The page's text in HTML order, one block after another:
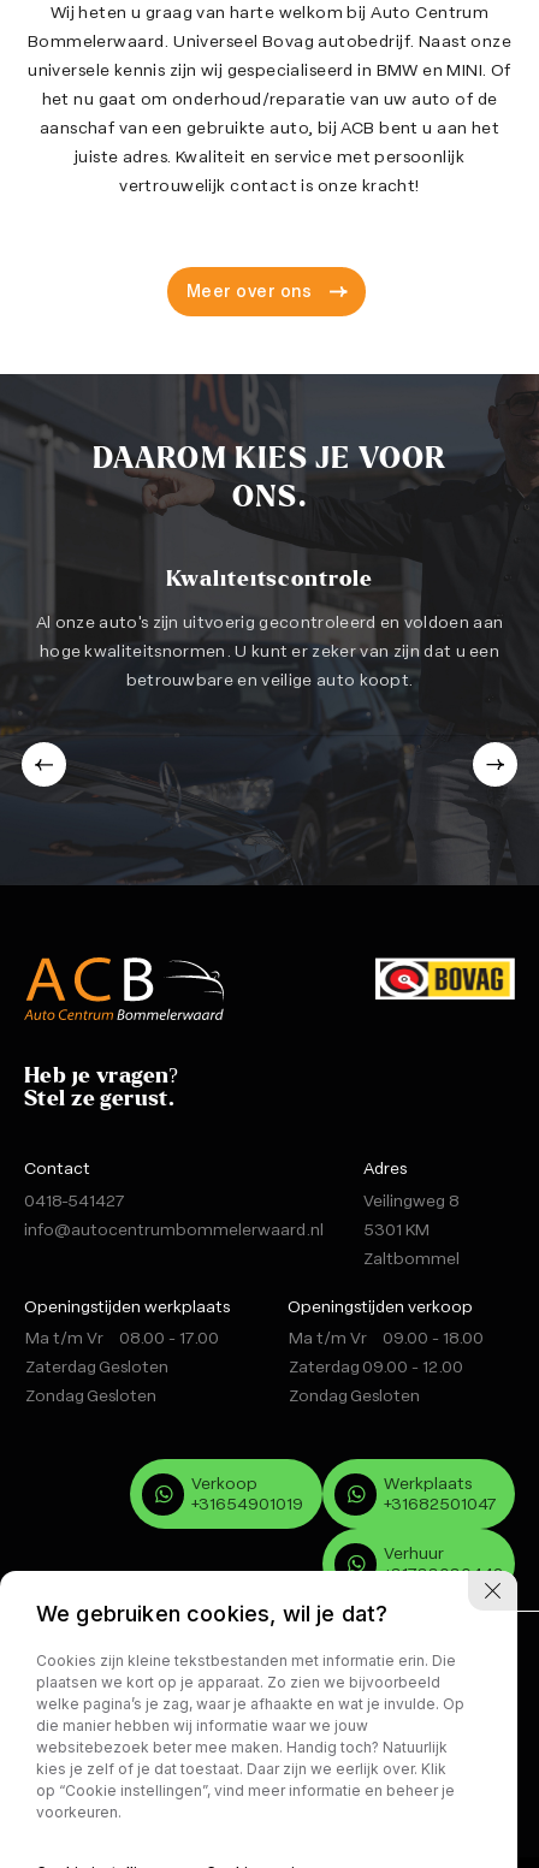
Wij heten u graag van harte welkom bij Auto Centrum
Bommelerwaard. Universeel Bovag autobedrijf. Naast onze
universele kennis zijn wij gespecialiseerd in BMW en MINI. Of
het nu gaat om onderhoud/reparatie van uw auto of de
aanschaf van een gebruikte auto, bij ACB bent u aan het
juiste adres. Kwaliteit en service met persoonlijk
vertrouwelijk contact is onze kracht!
Meer over ons
DAAROM KIES JE VOOR
ONS.
Kwaliteitscontrole
Al onze auto's zijn uitvoerig gecontroleerd en voldoen aan
hoge kwaliteitsnormen. U kunt er zeker van zijn dat u een
betrouwbare en veilige auto koopt.
Heb je vragen?
Stel ze gerust.
Contact
0418-541427
info@autocentrumbommelerwaard.nl
Adres
Veilingweg 8
5301 KM
Zaltbommel
Openingstijden werkplaats
Ma t/m Vr
08.00 - 17.00
Zaterdag Gesloten
Zondag Gesloten
Openingstijden verkoop
Ma t/m Vr
09.00 - 18.00
Zaterdag 09.00 - 12.00
Zondag Gesloten
Werkplaats
+31682501047
Verkoop
+31654901019
Verhuur
+31733030442
Privacy policy
Volg ons:
We gebruiken cookies, wil je dat?
Cookies zijn kleine tekstbestanden met informatie erin. Die
plaatsen we kort op je apparaat. Zo zien we bijvoorbeeld
welke pagina’s je zag, waar je afhaakte en wat je invulde. Op
die manier hebben wij informatie waar we jouw
websitebezoek beter mee maken. Handig toch? Natuurlijk
kies je zelf of je dat toestaat. Daar zijn we eerlijk over. Klik
op “Cookie instellingen”, vind meer informatie en beheer je
voorkeuren.